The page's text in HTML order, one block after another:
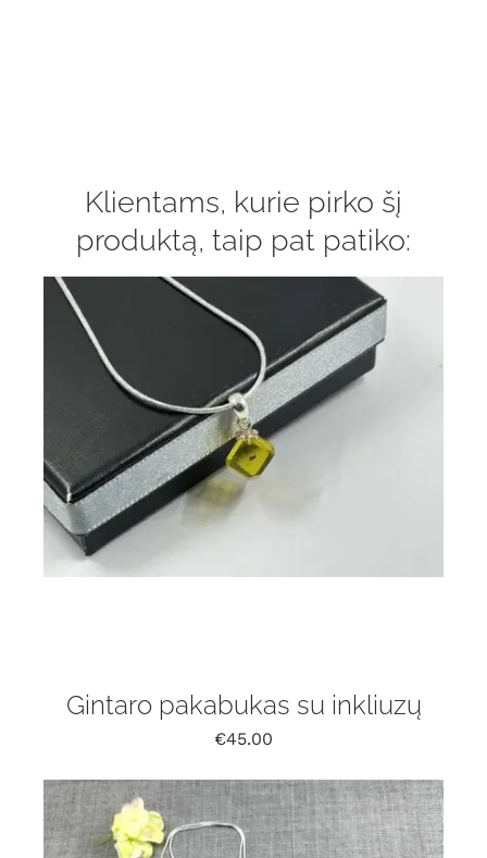
Klientams, kurie pirko šį
produktą, taip pat patiko:
Gintaro pakabukas su inkliuzų
€45.00